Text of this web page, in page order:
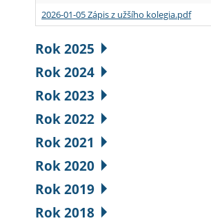
2026-01-05 Zápis z užšího kolegia.pdf
Rok 2025
Rok 2024
Rok 2023
Rok 2022
Rok 2021
Rok 2020
Rok 2019
Rok 2018